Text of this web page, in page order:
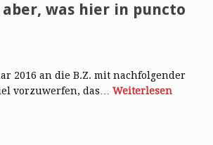
was hier in puncto
2016 an die B.Z. mit nachfolgender
vorzuwerfen, das… Weiterlesen